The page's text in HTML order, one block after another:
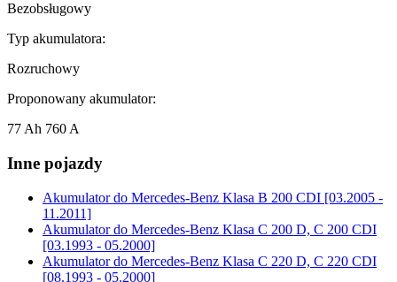
Bezobsługowy
Typ akumulatora:
Rozruchowy
Proponowany akumulator:
77 Ah 760 A
Inne pojazdy
Akumulator do Mercedes-Benz Klasa B 200 CDI [03.2005 -
11.2011]
Akumulator do Mercedes-Benz Klasa C 200 D, C 200 CDI
[03.1993 - 05.2000]
Akumulator do Mercedes-Benz Klasa C 220 D, C 220 CDI
[08.1993 - 05.2000]